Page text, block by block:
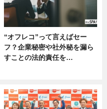
“オフレコ”って言えばセー
フ？企業秘密や社外秘を漏ら
すことの法的責任を…